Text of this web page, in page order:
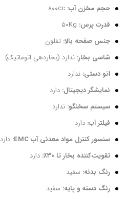
حجم مخزن آب:
قدرت پرس:
جنس صفحه بالا: تفلون
شاسی بخار: ندارد (بخاردهی اتوماتیک)
اتو دستی: ندارد
نمایشگر دیجیتال: دارد
سیستم سخنگو: ندارد
فیلتر آب: دارد
سنسور کنترل مواد معدنی آب EMC:
دارد
تقویت‌کننده بخار تا ۳۰٪:
دارد
رنگ بدنه: سفید
رنگ دسته و پایه: سفید